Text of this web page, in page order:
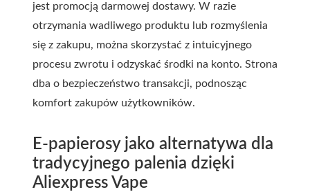
jest promocją darmowej dostawy. W razie
otrzymania wadliwego produktu lub rozmyślenia
się z zakupu, można skorzystać z intuicyjnego
procesu zwrotu i odzyskać środki na konto. Strona
dba o bezpieczeństwo transakcji, podnosząc
komfort zakupów użytkowników.
E-papierosy jako alternatywa dla
tradycyjnego palenia dzięki
Aliexpress Vape